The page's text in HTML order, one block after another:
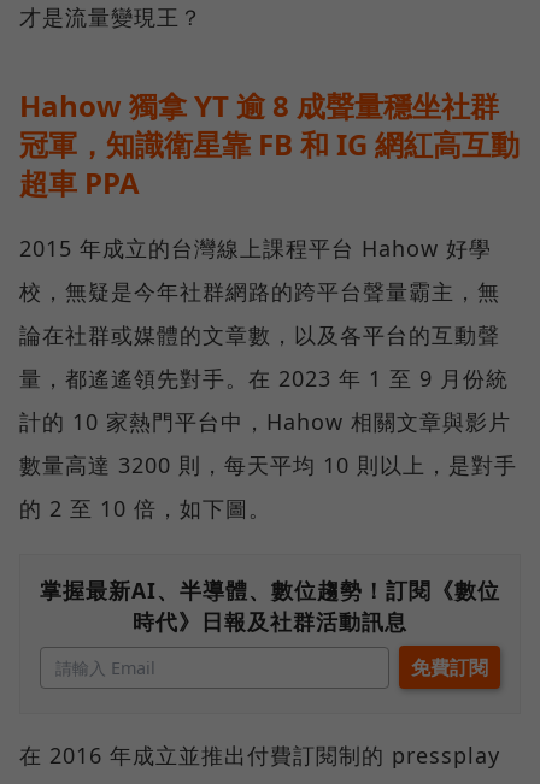
才是流量變現王？
Hahow 獨拿 YT 逾 8 成聲量穩坐社群
冠軍，知識衛星靠 FB 和 IG 網紅高互動
超車 PPA
2015 年成立的台灣線上課程平台 Hahow 好學
校，無疑是今年社群網路的跨平台聲量霸主，無
論在社群或媒體的文章數，以及各平台的互動聲
量，都遙遙領先對手。在 2023 年 1 至 9 月份統
計的 10 家熱門平台中，Hahow 相關文章與影片
數量高達 3200 則，每天平均 10 則以上，是對手
的 2 至 10 倍，如下圖。
掌握最新AI、半導體、數位趨勢！訂閱《數位
時代》日報及社群活動訊息
在 2016 年成立並推出付費訂閱制的 pressplay